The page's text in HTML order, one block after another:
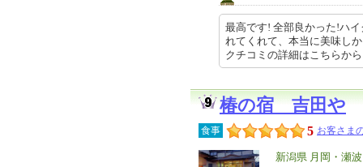
最高です! 全部良かった!ハ
れてくれて、本当に美味し
クチコミの詳細はこちら
椿の宿 吉田や
食事 5 お客さま
エ
新潟県 月岡・瀬